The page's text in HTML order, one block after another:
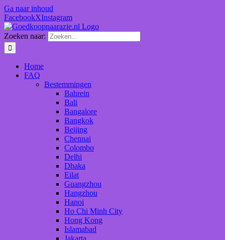
Ga naar inhoud
FacebookXInstagram
Zoeken naar:
Home
FAQ
Bestemmingen
Bahrein
Bali
Bangalore
Bangkok
Beijing
Chennai
Colombo
Delhi
Dhaka
Eilat
Guangzhou
Hangzhou
Hanoi
Ho Chi Minh City
Hong Kong
Islamabad
Jakarta